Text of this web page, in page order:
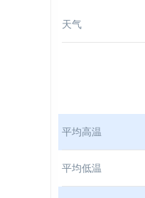
天气
平均高温
平均低温